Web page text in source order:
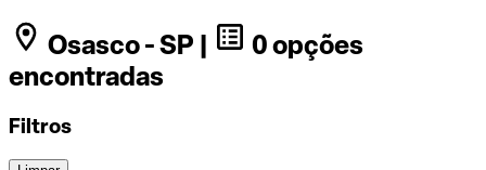
Osasco - SP |
0 opções
encontradas
Filtros